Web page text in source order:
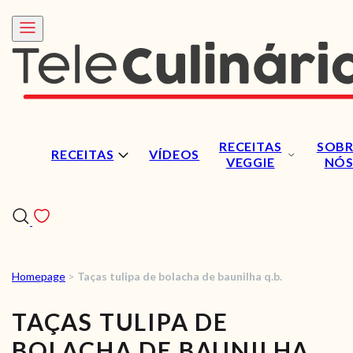
RECEITAS VÍDEOS
RECEITAS
VEGGIE
NÓS
RECEITAS
VÍDEOS
Homepage > Taças tulipa de bolacha de baunilha q.b.
TAÇAS TULIPA DE